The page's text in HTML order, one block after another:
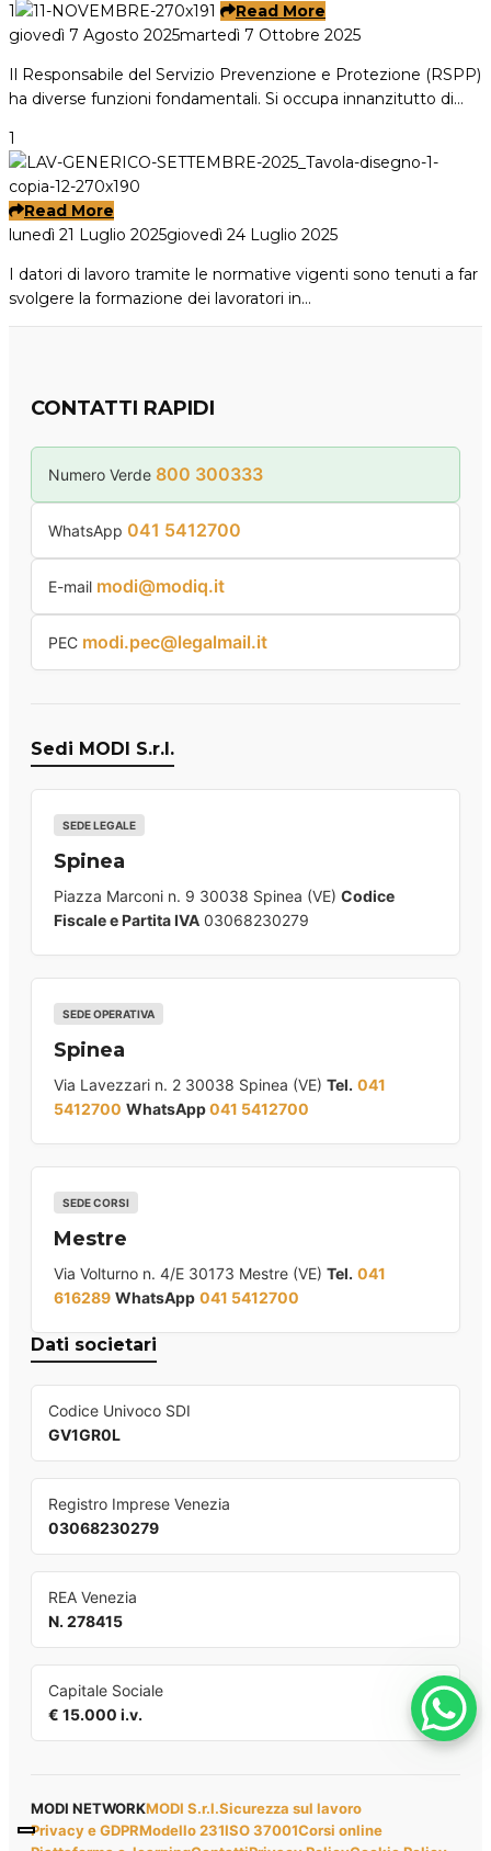
1
Read More
giovedì 7 Agosto 2025martedì 7 Ottobre 2025
Il Responsabile del Servizio Prevenzione e Protezione (RSPP)
ha diverse funzioni fondamentali. Si occupa innanzitutto di…
1
Read More
lunedì 21 Luglio 2025giovedì 24 Luglio 2025
I datori di lavoro tramite le normative vigenti sono tenuti a far
svolgere la formazione dei lavoratori in…
CONTATTI RAPIDI
Numero Verde 800 300333
WhatsApp 041 5412700
E-mail modi@modiq.it
PEC modi.pec@legalmail.it
Sedi MODI S.r.l.
SEDE LEGALE
Spinea
Piazza Marconi n. 9 30038 Spinea (VE) Codice
Fiscale e Partita IVA 03068230279
SEDE OPERATIVA
Spinea
Via Lavezzari n. 2 30038 Spinea (VE) Tel. 041
5412700 WhatsApp041 5412700
SEDE CORSI
Mestre
Via Volturno n. 4/E 30173 Mestre (VE) Tel. 041
616289 WhatsApp 041 5412700
Dati societari
Codice Univoco SDI
GV1GR0L
Registro Imprese Venezia
03068230279
REA Venezia
N. 278415
Capitale Sociale
€ 15.000 i.v.
MODI NETWORKMODI S.r.l.Sicurezza sul lavoro
Privacy e GDPRModello 231ISO 37001Corsi online